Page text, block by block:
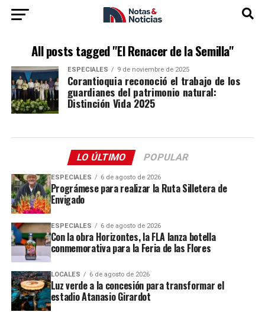
All posts tagged "El Renacer de la Semilla"
ESPECIALES 9 de noviembre de 2025
Corantioquia reconoció el trabajo de los
guardianes del patrimonio natural:
Distinción Vida 2025
LO ÚLTIMO POPULAR
ESPECIALES 6 de agosto de 2026
Prográmese para realizar la Ruta Silletera de
Envigado
ESPECIALES 6 de agosto de 2026
Con la obra Horizontes, la FLA lanza botella
conmemorativa para la Feria de las Flores
LOCALES 6 de agosto de 2026
Luz verde a la concesión para transformar el
estadio Atanasio Girardot